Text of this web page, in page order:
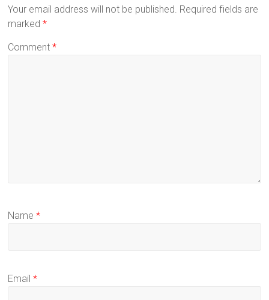
Your email address will not be published. Required fields are
marked*
Comment*
Name*
Email*